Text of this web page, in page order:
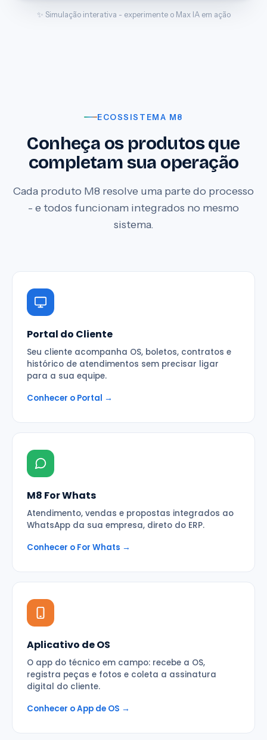
✨ Simulação interativa - experimente o Max IA em ação
ECOSSISTEMA M8
Conheça os produtos que
completam sua operação
Cada produto M8 resolve uma parte do processo
- e todos funcionam integrados no mesmo
sistema.
Portal do Cliente
Seu cliente acompanha OS, boletos, contratos e
histórico de atendimentos sem precisar ligar
para a sua equipe.
Conhecer o Portal →
M8 For Whats
Atendimento, vendas e propostas integrados ao
WhatsApp da sua empresa, direto do ERP.
Conhecer o For Whats →
Aplicativo de OS
O app do técnico em campo: recebe a OS,
registra peças e fotos e coleta a assinatura
digital do cliente.
Conhecer o App de OS →